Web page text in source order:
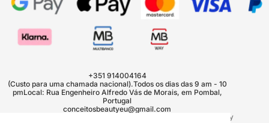
+351 914004164
(Custo para uma chamada nacional).Todos os dias das 9 am - 10
pmLocal: Rua Engenheiro Alfredo Vás de Morais, em Pombal,
Portugal
conceitosbeautyeu@gmail.com
Com tecnologia Shopify
Política de privacidade
Termos do serviço
Informações de contacto